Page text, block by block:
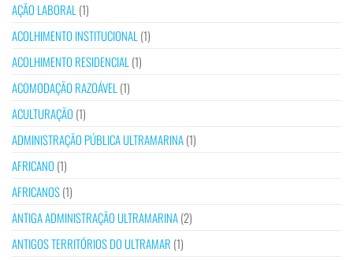
AÇÃO LABORAL (1)
ACOLHIMENTO INSTITUCIONAL (1)
ACOLHIMENTO RESIDENCIAL (1)
ACOMODAÇÃO RAZOÁVEL (1)
ACULTURAÇÃO (1)
ADMINISTRAÇÃO PÚBLICA ULTRAMARINA(1)
AFRICANO (1)
AFRICANOS(1)
ANTIGA ADMINISTRAÇÃO ULTRAMARINA(2)
ANTIGOS TERRITÓRIOS DO ULTRAMAR (1)